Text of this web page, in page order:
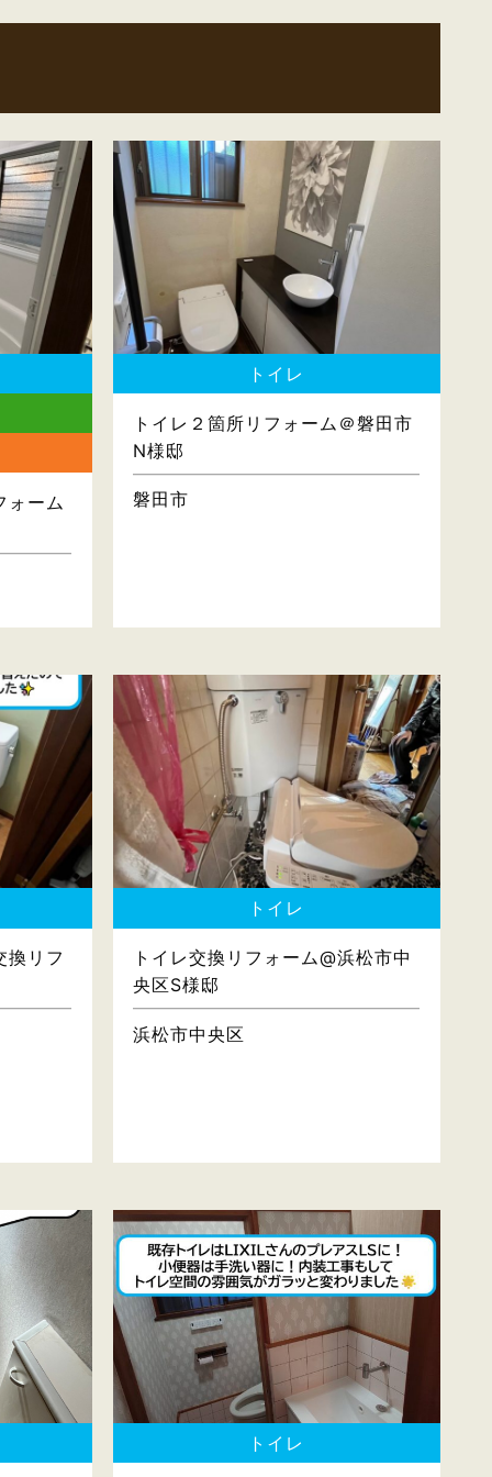
ォーム
トイレ
トイレ２箇所リフォーム＠磐田市
N様邸
磐田市
換リフ
トイレ
トイレ交換リフォーム@浜松市中
央区S様邸
浜松市中央区
トイレ